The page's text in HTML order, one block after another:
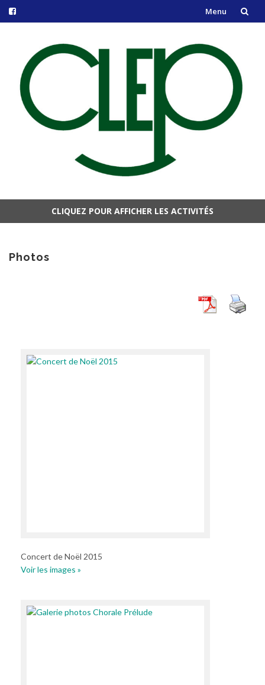
Menu
contenu
CLIQUEZ POUR AFFICHER LES ACTIVITÉS
contenu
Photos
Concert de Noël 2015
Voir les images »